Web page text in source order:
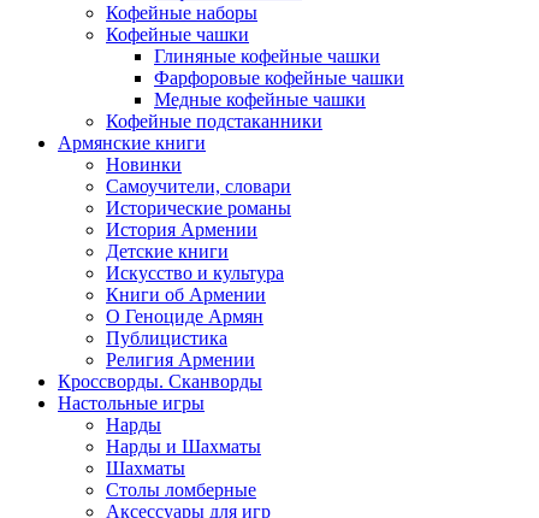
Кофейные наборы
Кофейные чашки
Глиняные кофейные чашки
Фарфоровые кофейные чашки
Медные кофейные чашки
Кофейные подстаканники
Армянские книги
Новинки
Самоучители, словари
Исторические романы
История Армении
Детские книги
Иcкусство и культура
Книги об Армении
О Геноциде Армян
Публицистика
Религия Армении
Кроссворды. Сканворды
Настольные игры
Нарды
Нарды и Шахматы
Шахматы
Столы ломберные
Аксессуары для игр